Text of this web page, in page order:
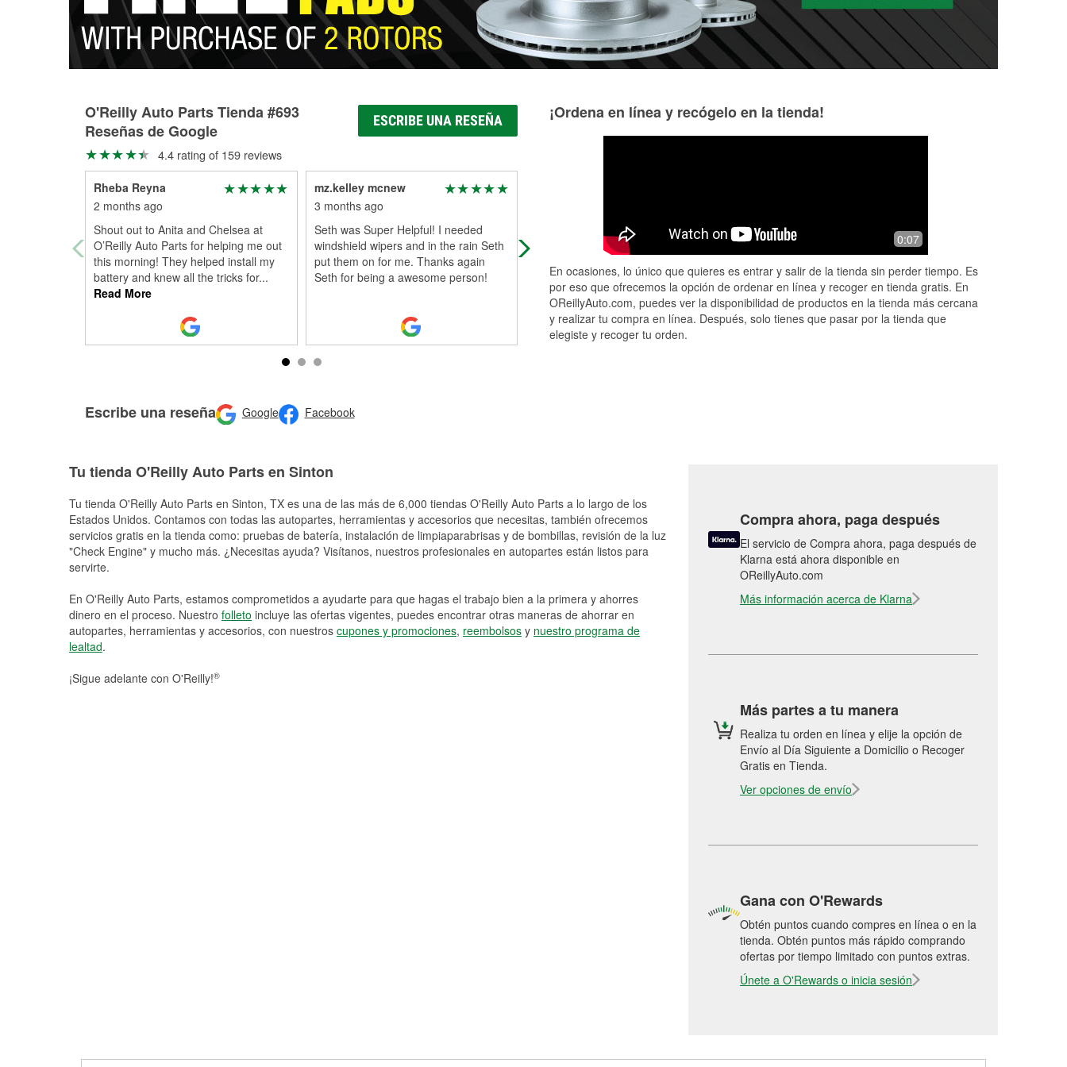
O'Reilly Auto Parts Tienda #693
Reseñas de Google
ESCRIBE UNA RESEÑA
4.4 rating of 159 reviews
Rheba Reyna
2 months ago
Shout out to Anita and Chelsea at
O’Reilly Auto Parts for helping me out
this morning! They helped install my
battery and knew all the tricks for...
Read More
mz.kelley mcnew
3 months ago
Seth was Super Helpful! I needed
windshield wipers and in the rain Seth
put them on for me. Thanks again
Seth for being a awesome person!
Always there when you need um
Good customer service
Escribe una reseña Google Facebook
¡Ordena en línea y recógelo en la tienda!
0:07
En ocasiones, lo único que quieres es entrar y salir de la tienda sin perder tiempo. Es
por eso que ofrecemos la opción de ordenar en línea y recoger en tienda gratis. En
OReillyAuto.com, puedes ver la disponibilidad de productos en la tienda más cercana
y realizar tu compra en línea. Después, solo tienes que pasar por la tienda que
elegiste y recoger tu orden.
Tu tienda O'Reilly Auto Parts en Sinton
Tu tienda O'Reilly Auto Parts en Sinton, TX es una de las más de 6,000 tiendas O'Reilly Auto Parts a lo largo de los
Estados Unidos. Contamos con todas las autopartes, herramientas y accesorios que necesitas, también ofrecemos
servicios gratis en la tienda como: pruebas de batería, instalación de limpiaparabrisas y de bombillas, revisión de la luz
"Check Engine" y mucho más. ¿Necesitas ayuda? Visítanos, nuestros profesionales en autopartes están listos para
servirte.
En O'Reilly Auto Parts, estamos comprometidos a ayudarte para que hagas el trabajo bien a la primera y ahorres
dinero en el proceso. Nuestro folleto incluye las ofertas vigentes, puedes encontrar otras maneras de ahorrar en
autopartes, herramientas y accesorios, con nuestros cupones y promociones, reembolsos y nuestro programa de
lealtad.
¡Sigue adelante con O'Reilly!®
Compra ahora, paga después
El servicio de Compra ahora, paga después de
Klarna está ahora disponible en
OReillyAuto.com
Más información acerca de Klarna
Más partes a tu manera
Realiza tu orden en línea y elije la opción de
Envío al Día Siguiente a Domicilio o Recoger
Gratis en Tienda.
Ver opciones de envío
Gana con O'Rewards
Obtén puntos cuando compres en línea o en la
tienda. Obtén puntos más rápido comprando
ofertas por tiempo limitado con puntos extras.
Únete a O'Rewards o inicia sesión